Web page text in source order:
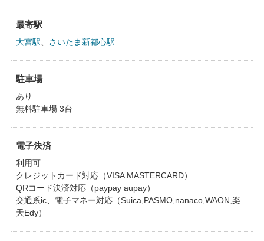
最寄駅
大宮駅 さいたま新都心駅
駐車場
あり
無料駐車場 3台
電子決済
利用可
クレジットカード対応（VISA MASTERCARD）
QRコード決済対応（paypay aupay）
交通系ic、電子マネー対応（Suica,PASMO,nanaco,WAON,楽
天Edy）